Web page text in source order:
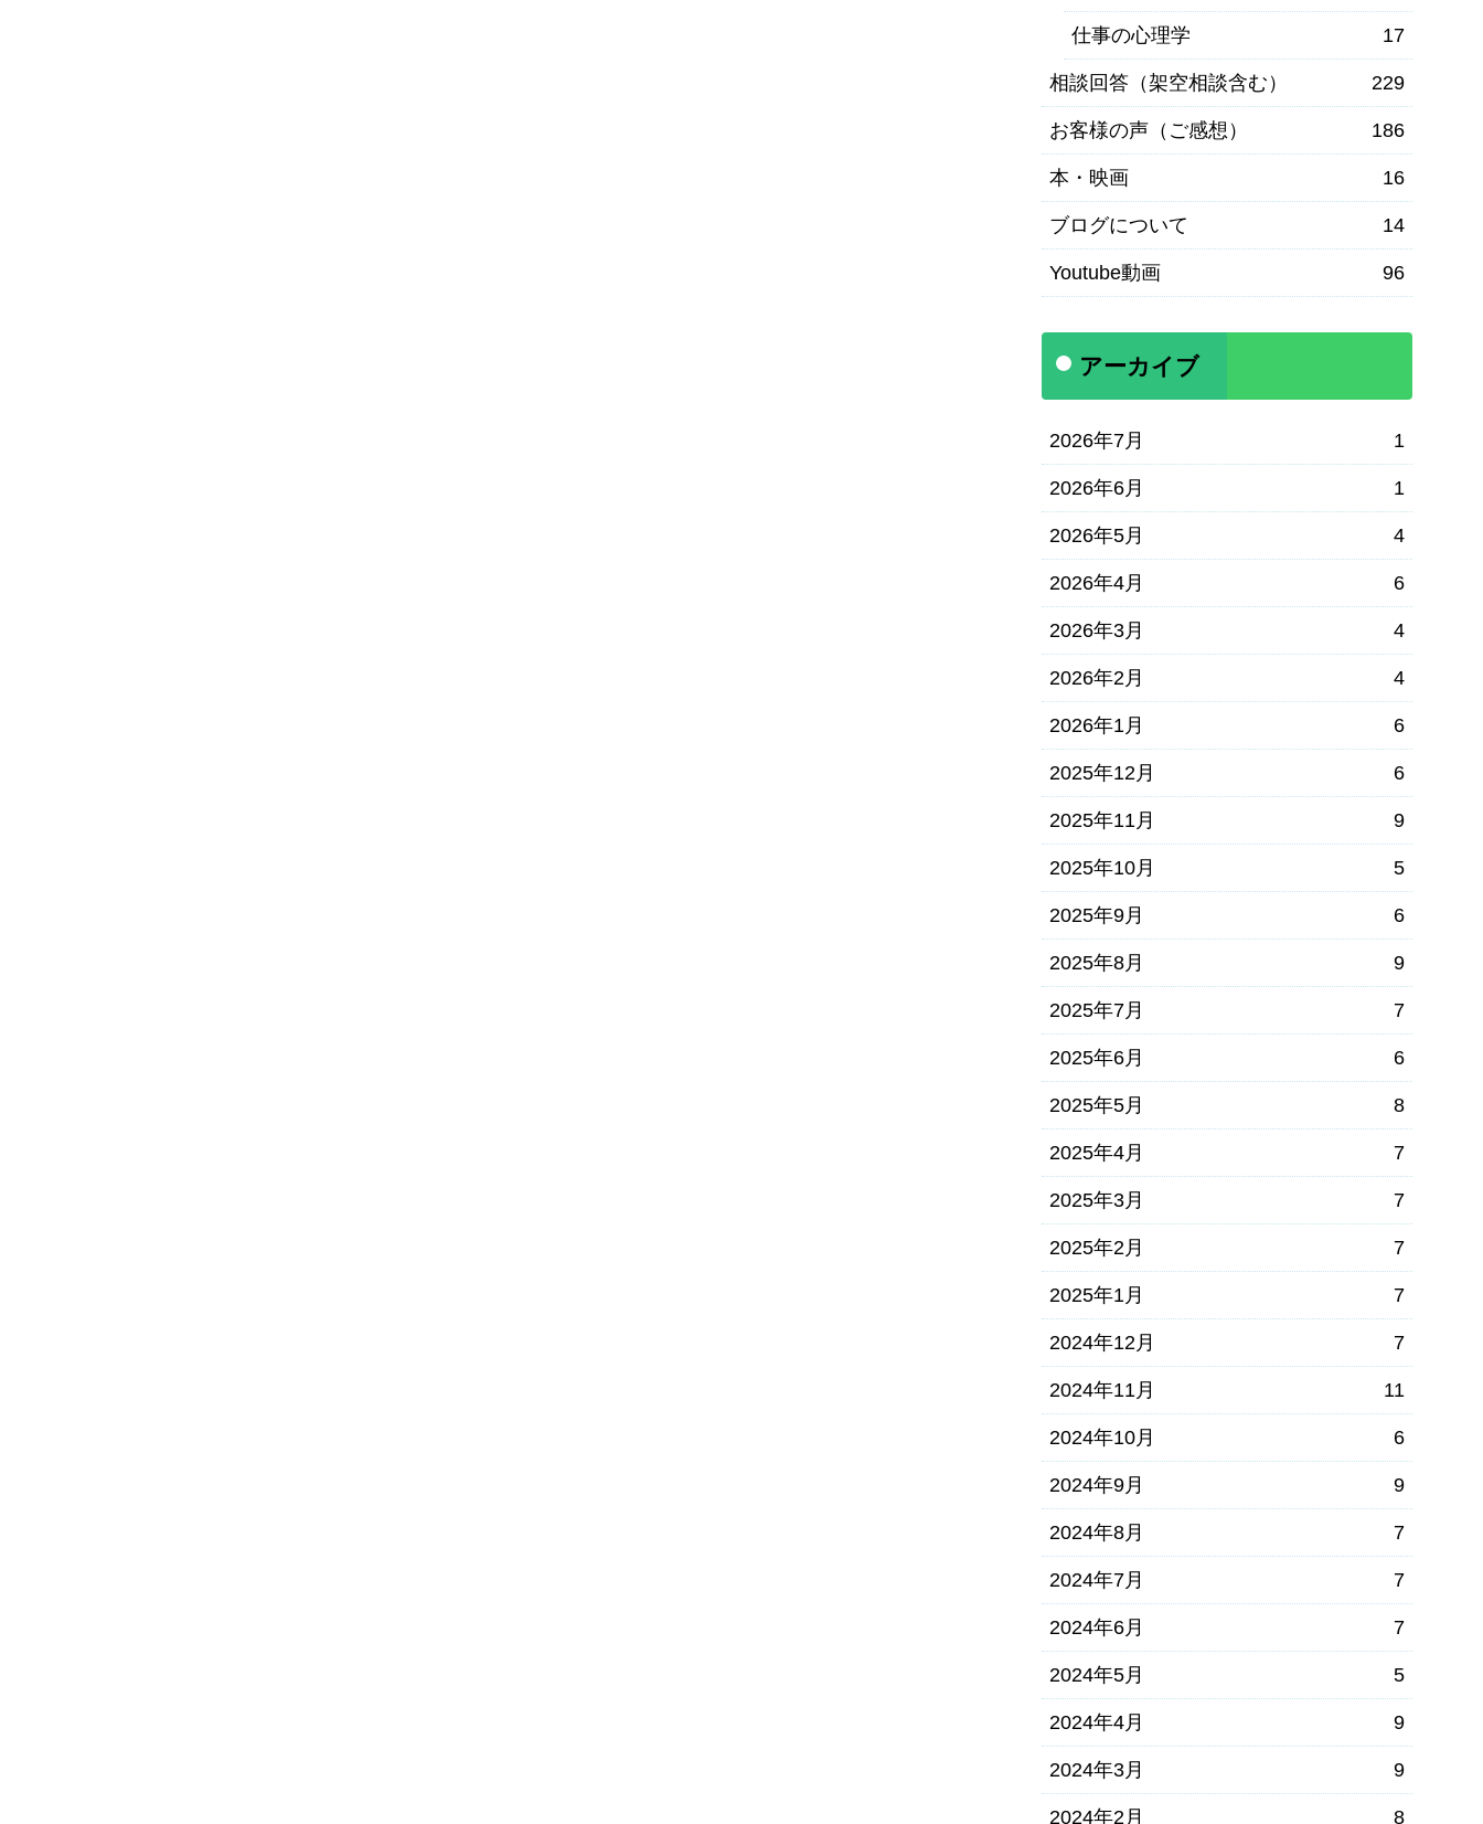
仕事の心理学 17
相談回答（架空相談含む） 229
お客様の声（ご感想） 186
本・映画 16
ブログについて 14
Youtube動画 96
アーカイブ
2026年7月 1
2026年6月 1
2026年5月 4
2026年4月 6
2026年3月 4
2026年2月 4
2026年1月 6
2025年12月 6
2025年11月 9
2025年10月 5
2025年9月 6
2025年8月 9
2025年7月 7
2025年6月 6
2025年5月 8
2025年4月 7
2025年3月 7
2025年2月 7
2025年1月 7
2024年12月 7
2024年11月 11
2024年10月 6
2024年9月 9
2024年8月 7
2024年7月 7
2024年6月 7
2024年5月 5
2024年4月 9
2024年3月 9
2024年2月 8